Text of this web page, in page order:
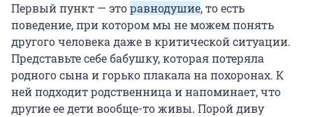
Первый пункт — эторавнодушие, то есть
поведение, при котором мы не можем понять
другого человека даже в критической ситуации.
Представьте себе бабушку, которая потеряла
родного сына и горько плакала на похоронах. К
ней подходит родственница и напоминает, что
другие ее дети вообще-то живы. Порой диву